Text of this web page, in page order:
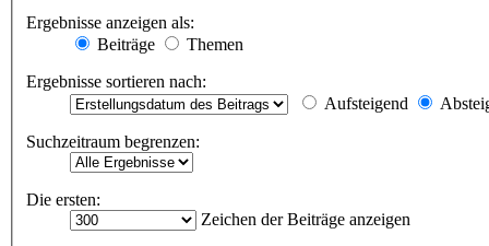
Ergebnisse anzeigen als:
Beiträge
Themen
Ergebnisse sortieren nach:
Aufsteigend
Suchzeitraum begrenzen:
Die ersten:
Zeichen der Beiträge anzeigen